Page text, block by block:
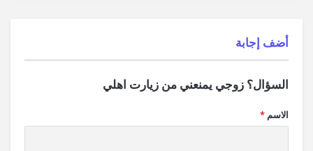
‫أضف إجابة
السؤال؟ زوجي يمنعني من زيارت اهلي
الاسم *